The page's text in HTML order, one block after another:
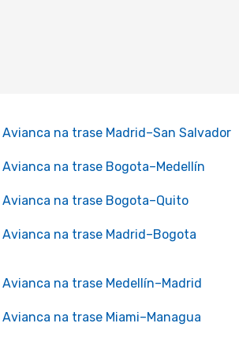
na trase Madrid–San Salvador
na trase Bogota–Medellín
na trase Bogota–Quito
na trase Madrid–Bogota
na trase Medellín–Madrid
na trase Miami–Managua